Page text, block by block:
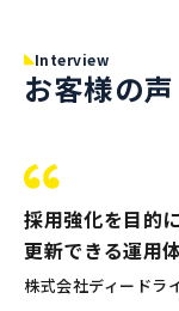
Interview
お客様の声
採用強化を目的
更新できる運用
株式会社ディードラ